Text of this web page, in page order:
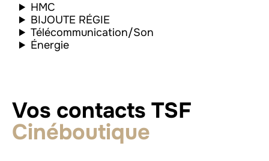
HMC
BIJOUTE RÉGIE
Télécommunication/Son
Énergie
Vos contacts TSF
Cinéboutique